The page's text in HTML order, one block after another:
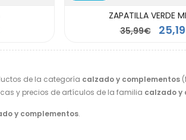
de la categoría calzado y complementos
y precios de artículos de la familia calzado y
y complementos.
ZAPATILLA VERDE
35,99€